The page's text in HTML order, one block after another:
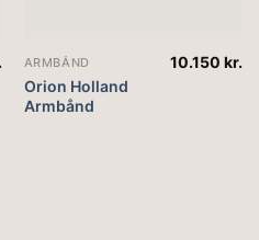
ARMBÅND
Orion Holland
Armbånd
10.150kr.